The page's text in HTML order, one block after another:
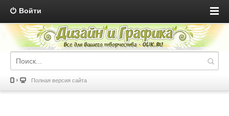
Войти
Полная версия сайта